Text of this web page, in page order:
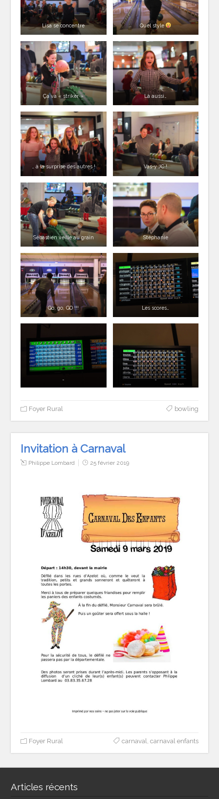
Lisa se concentre Quel style
Ça va « striker » Là aussi…
… à la surprise des autres ! Vas-y JC !
Sébastien veille au grain Stéphanie
Go, go, GO !!! Les scores…
…
Foyer Rural bowling
Invitation à Carnaval
Philippe Lombard 25 février 2019
Foyer Rural carnaval, carnaval enfants
Articles récents